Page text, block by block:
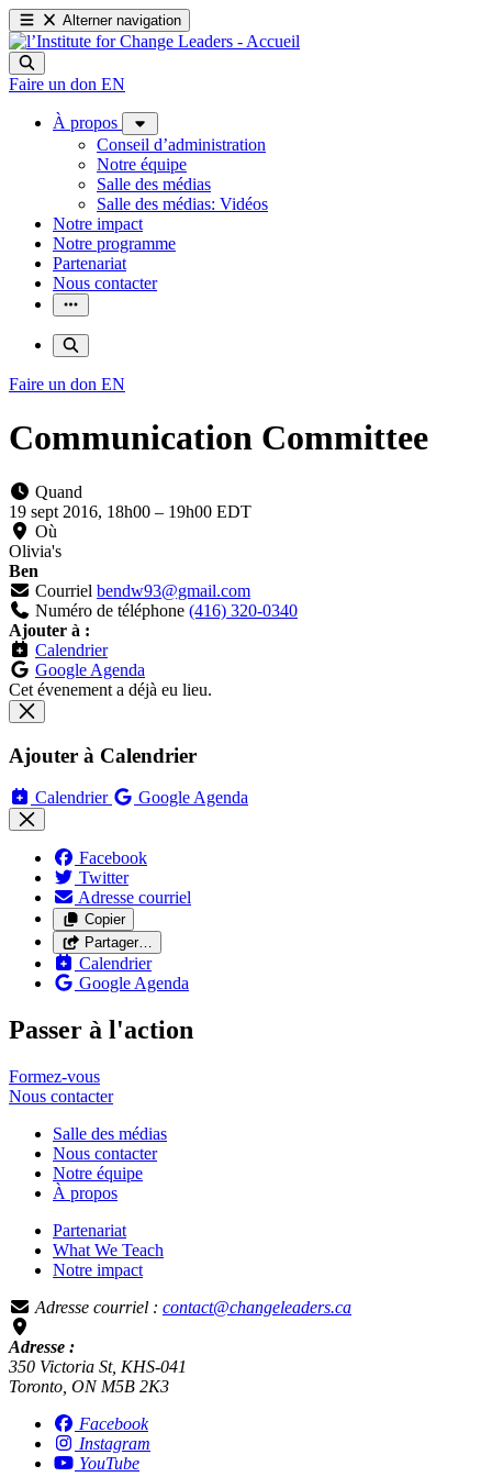
Alterner navigation
Faire un don EN
À propos
Conseil d’administration
Notre équipe
Salle des médias
Salle des médias: Vidéos
Notre impact
Notre programme
Partenariat
Nous contacter
Faire un don EN
Communication Committee
Quand
19 sept 2016, 18h00 – 19h00 EDT
Où
Olivia's
Ben
Courriel bendw93@gmail.com
Numéro de téléphone (416) 320-0340
Ajouter à :
Calendrier
Google Agenda
Cet évenement a déjà eu lieu.
Ajouter à Calendrier
Calendrier Google Agenda
Facebook
Twitter
Adresse courriel
Copier
Partager…
Calendrier
Google Agenda
Passer à l'action
Formez-vous
Nous contacter
Salle des médias
Nous contacter
Notre équipe
À propos
Partenariat
What We Teach
Notre impact
Adresse courriel : contact@changeleaders.ca
Adresse :
350 Victoria St, KHS-041
Toronto, ON M5B 2K3
Facebook
Instagram
YouTube